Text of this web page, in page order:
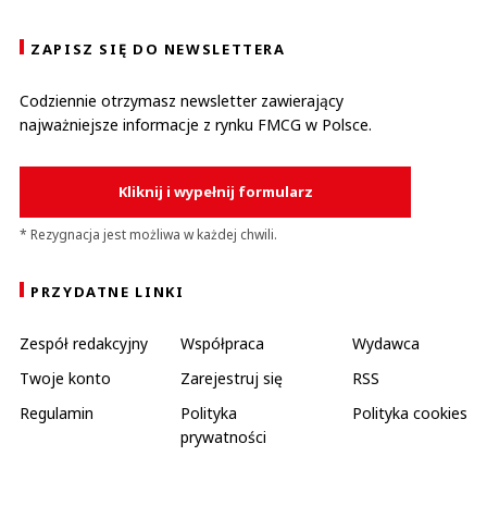
ZAPISZ SIĘ DO NEWSLETTERA
Codziennie otrzymasz newsletter zawierający
najważniejsze informacje z rynku FMCG w Polsce.
Kliknij i wypełnij formularz
* Rezygnacja jest możliwa w każdej chwili.
PRZYDATNE LINKI
Zespół redakcyjny Współpraca
Wydawca
Twoje konto
Zarejestruj się
RSS
Regulamin
Polityka
prywatności
Polityka cookies